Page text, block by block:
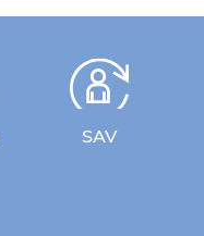
SAV